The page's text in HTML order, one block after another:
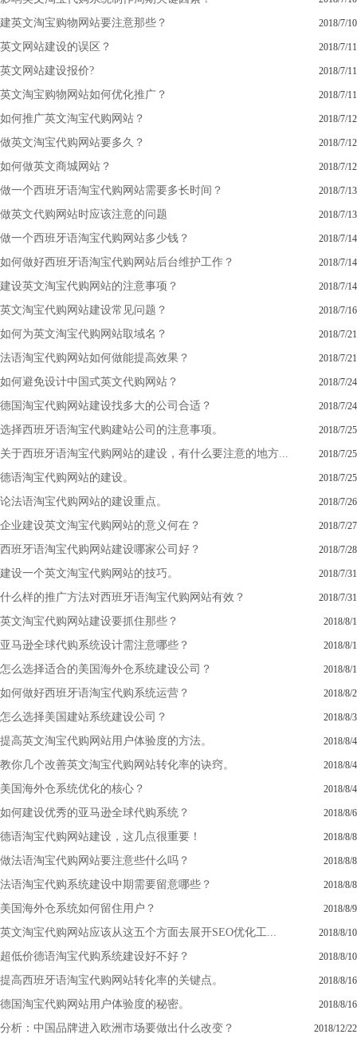
建英文淘宝购物网站要注意那些？ 2018/7/10
英文网站建设的误区？ 2018/7/11
英文网站建设报价? 2018/7/11
英文淘宝购物网站如何优化推广？ 2018/7/11
如何推广英文淘宝代购网站？ 2018/7/12
做英文淘宝代购网站要多久？ 2018/7/12
如何做英文商城网站？ 2018/7/12
做一个西班牙语淘宝代购网站需要多长时间？ 2018/7/13
做英文代购网站时应该注意的问题 2018/7/13
做一个西班牙语淘宝代购网站多少钱？ 2018/7/14
如何做好西班牙语淘宝代购网站后台维护工作？ 2018/7/14
建设英文淘宝代购网站的注意事项？ 2018/7/14
英文淘宝代购网站建设常见问题？ 2018/7/16
如何为英文淘宝代购网站取域名？ 2018/7/21
法语淘宝代购网站如何做能提高效果？ 2018/7/21
如何避免设计中国式英文代购网站？ 2018/7/24
德国淘宝代购网站建设找多大的公司合适？ 2018/7/24
选择西班牙语淘宝代购建站公司的注意事项。 2018/7/25
关于西班牙语淘宝代购网站的建设，有什么要注意的地方... 2018/7/25
德语淘宝代购网站的建设。 2018/7/25
论法语淘宝代购网站的建设重点。 2018/7/26
企业建设英文淘宝代购网站的意义何在？ 2018/7/27
西班牙语淘宝代购网站建设哪家公司好？ 2018/7/28
建设一个英文淘宝代购网站的技巧。 2018/7/31
什么样的推广方法对西班牙语淘宝代购网站有效？ 2018/7/31
英文淘宝代购网站建设要抓住那些？ 2018/8/1
亚马逊全球代购系统设计需注意哪些？ 2018/8/1
怎么选择适合的美国海外仓系统建设公司？ 2018/8/1
如何做好西班牙语淘宝代购系统运营？ 2018/8/2
怎么选择美国建站系统建设公司？ 2018/8/3
提高英文淘宝代购网站用户体验度的方法。 2018/8/4
教你几个改善英文淘宝代购网站转化率的诀窍。 2018/8/4
美国海外仓系统优化的核心？ 2018/8/4
如何建设优秀的亚马逊全球代购系统？ 2018/8/6
德语淘宝代购网站建设，这几点很重要！ 2018/8/8
做法语淘宝代购网站要注意些什么吗？ 2018/8/8
法语淘宝代购系统建设中期需要留意哪些？ 2018/8/8
美国海外仓系统如何留住用户？ 2018/8/9
英文淘宝代购网站应该从这五个方面去展开SEO优化工... 2018/8/10
超低价德语淘宝代购系统建设好不好？ 2018/8/10
提高西班牙语淘宝代购网站转化率的关键点。 2018/8/16
德国淘宝代购网站用户体验度的秘密。 2018/8/16
分析：中国品牌进入欧洲市场要做出什么改变？ 2018/12/22